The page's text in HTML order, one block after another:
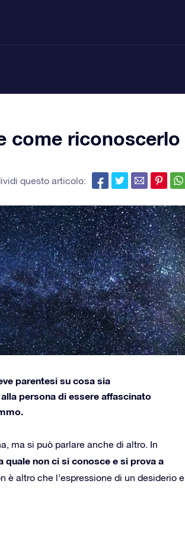
come riconoscerlo
questo articolo:
parentesi su cosa sia
persona di essere affascinato
ma si può parlare anche di altro. In
quale non ci si conosce e si prova a
è altro che l’espressione di un desiderio e